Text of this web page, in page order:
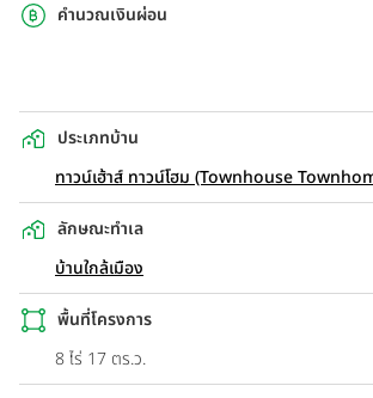
คำนวณเงินผ่อน
ประเภทบ้าน
ทาวน์เฮ้าส์ ทาวน์โฮม (Townhouse
ลักษณะทำเล
บ้านใกล้เมือง
พื้นที่โครงการ
8 ไร่ 17 ตร.ว.